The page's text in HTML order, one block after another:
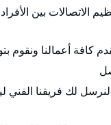
الاتصالات بين
كافة أعمالنا ونقوم
لنرسل لك فريقنا الفني